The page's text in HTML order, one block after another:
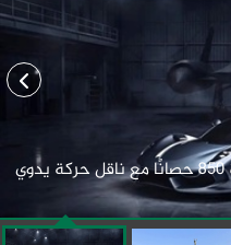
هينيسي تطرح طراز (بلاك بيرد) بقوة 850 حصانًا مع ناقل حركة يدوي